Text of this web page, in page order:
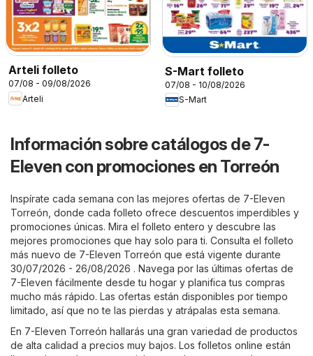
Arteli folleto
07/08 - 09/08/2026
Arteli
S-Mart folleto
07/08 - 10/08/2026
S-Mart
Información sobre catálogos de 7-
Eleven con promociones en Torreón
Inspírate cada semana con las mejores ofertas de 7-Eleven
Torreón, donde cada folleto ofrece descuentos imperdibles y
promociones únicas. Mira el folleto entero y descubre las
mejores promociones que hay solo para ti. Consulta el folleto
más nuevo de 7-Eleven Torreón que está vigente durante
30/07/2026 - 26/08/2026 . Navega por las últimas ofertas de
7-Eleven fácilmente desde tu hogar y planifica tus compras
mucho más rápido. Las ofertas están disponibles por tiempo
limitado, así que no te las pierdas y atrápalas esta semana.
En 7-Eleven Torreón hallarás una gran variedad de productos
de alta calidad a precios muy bajos. Los folletos online están